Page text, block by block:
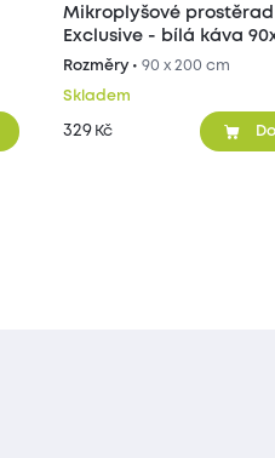
Mikroplyšové
Exclusive - bílá káva
Rozměry • 90 x 200 cm
Skladem
329 Kč